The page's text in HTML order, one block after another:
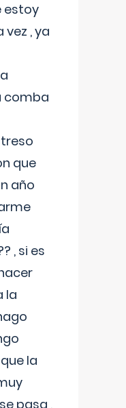
estoy
, ya
comba
que
año
, si es
la
la
pasa ,